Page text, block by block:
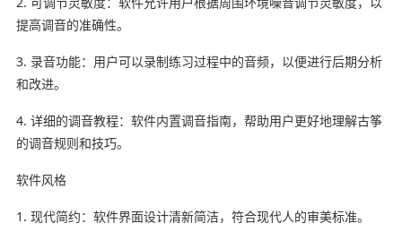
提高调音的准确性。
3. 录音功能：用户可以录制练习过程中的音频，以便进行后期分析
和改进。
4. 详细的调音教程：软件内置调音指南，帮助用户更好地理解古筝
的调音规则和技巧。
软件风格
1. 现代简约：软件界面设计清新简洁，符合现代人的审美标准。